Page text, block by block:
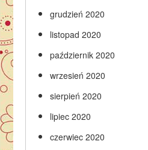
grudzień 2020
listopad 2020
październik 2020
wrzesień 2020
sierpień 2020
lipiec 2020
czerwiec 2020